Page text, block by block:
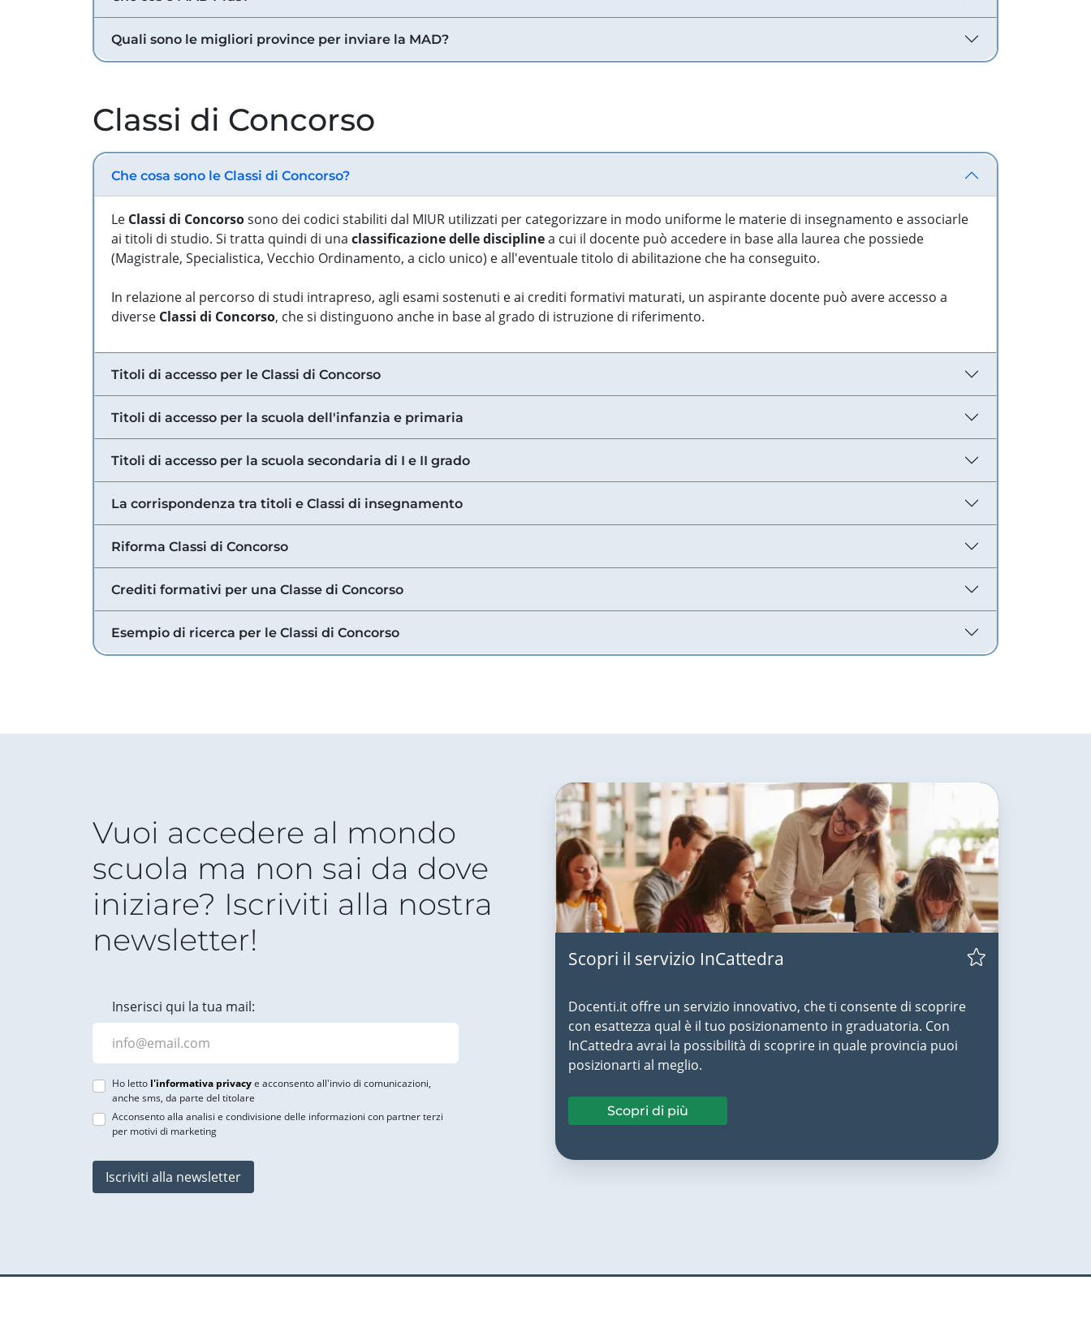
Quali sono le migliori province per inviare la MAD?
Classi di Concorso
Che cosa sono le Classi di Concorso?
Le Classi di Concorsosono dei codici stabiliti dal MIUR utilizzati per categorizzare in modo uniforme le materie di insegnamento e associarle
ai titoli di studio. Si tratta quindi di una classificazione delle disciplinea cui il docente può accedere in base alla laurea che possiede
(Magistrale, Specialistica, Vecchio Ordinamento, a ciclo unico) e all'eventuale titolo di abilitazione che ha conseguito.
In relazione al percorso di studi intrapreso, agli esami sostenuti e ai crediti formativi maturati, un aspirante docente può avere accesso a
diverse Classi di Concorso, che si distinguono anche in base al grado di istruzione di riferimento.
Titoli di accesso per le Classi di Concorso
Titoli di accesso per la scuola dell'infanzia e primaria
Titoli di accesso per la scuola secondaria di I e II grado
La corrispondenza tra titoli e Classi di insegnamento
Riforma Classi di Concorso
Crediti formativi per una Classe di Concorso
Esempio di ricerca per le Classi di Concorso
Vuoi accedere al mondo
scuola ma non sai da dove
iniziare? Iscriviti alla nostra
newsletter!
Inserisci qui la tua mail:
Ho letto l'informativa privacye acconsento all'invio di comunicazioni,
anche sms, da parte del titolare
Acconsento alla analisi e condivisione delle informazioni con partner terzi
per motivi di marketing
Iscriviti alla newsletter
Scopri il servizio InCattedra
Docenti.it offre un servizio innovativo, che ti consente di scoprire
con esattezza qual è il tuo posizionamento in graduatoria. Con
InCattedra avrai la possibilità di scoprire in quale provincia puoi
posizionarti al meglio.
Scopri di più